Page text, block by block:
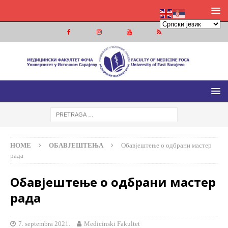
МЕДИЦИНСКИ ФАКУЛТЕТ ФОЧА
МЕДИЦИНСКИ ФАКУЛТЕТ УНИВЕРЗИТЕТА У ИСТОЧНОМ
HOME ОБАВЈЕШТЕЊА
Обавјештење о одбрани мастер
рада
Обавјештење о одбрани мастер
рада
7. septembra 2021. Medicinski Fakultet